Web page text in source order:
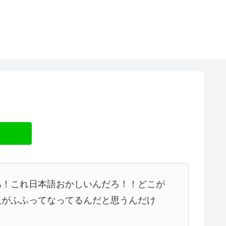
これ日本語おかしいんだろ！！どこが
ふふってなってるんだと思うんだけ